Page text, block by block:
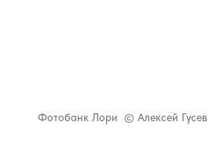
Фотобанк Лори © Алексей Гусев